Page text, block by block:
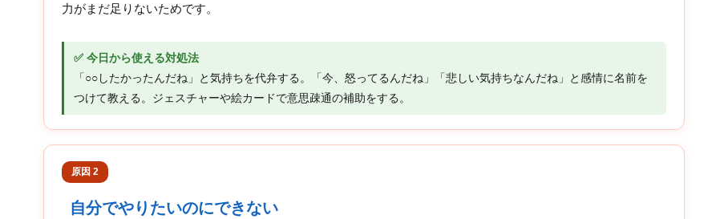
力がまだ足りないためです。
✅ 今日から使える対処法
「○○したかったんだね」と気持ちを代弁する。「今、怒ってるんだね」「悲しい気持ちなんだね」と感情に名前を
つけて教える。ジェスチャーや絵カードで意思疎通の補助をする。
原因 2
自分でやりたいのにできない